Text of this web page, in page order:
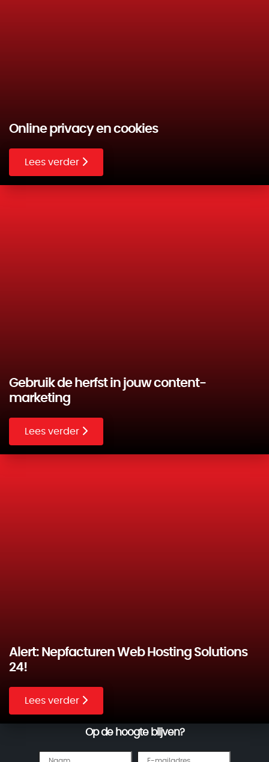
Online privacy en cookies
Lees verder
Gebruik de herfst in jouw content-
marketing
Lees verder
Alert: Nepfacturen Web Hosting Solutions
24!
Lees verder
Op de hoogte blijven?